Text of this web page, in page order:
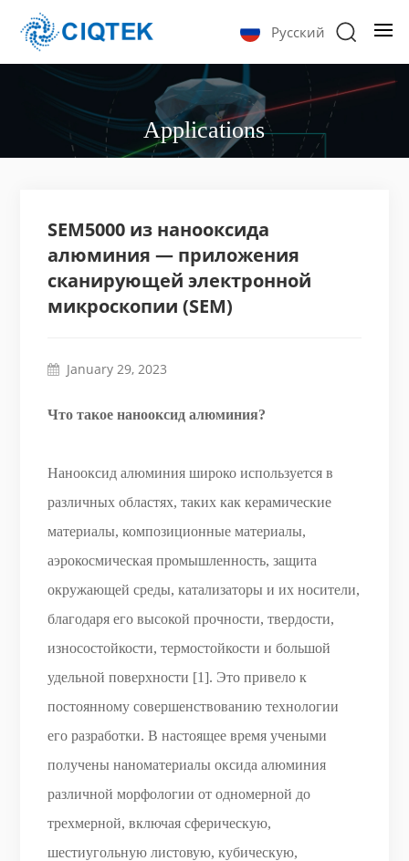
Русский
Applications
SEM5000 из нанооксида
алюминия — приложения
сканирующей электронной
микроскопии (SEM)
January 29, 2023
Что такое нанооксид алюминия?
Нанооксид алюминия широко используется в
различных областях, таких как керамические
материалы, композиционные материалы,
аэрокосмическая промышленность, защита
окружающей среды, катализаторы и их носители,
благодаря его высокой прочности, твердости,
износостойкости, термостойкости и большой
удельной поверхности [1]. Это привело к
постоянному совершенствованию технологии
его разработки. В настоящее время учеными
получены наноматериалы оксида алюминия
различной морфологии от одномерной до
трехмерной, включая сферическую,
шестиугольную листовую, кубическую,